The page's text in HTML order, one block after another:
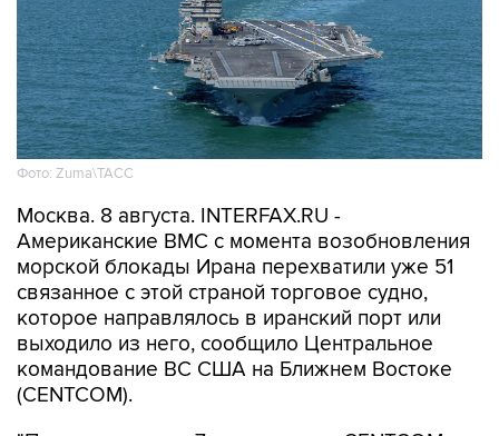
Фото: Zuma\ТАСС
Москва. 8 августа. INTERFAX.RU -
Американские ВМС с момента возобновления
морской блокады Ирана перехватили уже 51
связанное с этой страной торговое судно,
которое направлялось в иранский порт или
выходило из него, сообщило Центральное
командование ВС США на Ближнем Востоке
(CENTCOM).